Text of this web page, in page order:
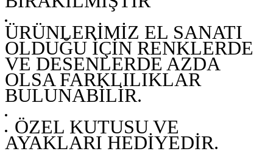
ÜRÜNLERİMİZ EL SANATI
OLDUĞU İÇİN RENKLERDE
VE DESENLERDE AZDA
OLSA FARKLILIKLAR
BULUNABİLİR.
ÖZEL KUTUSU VE
AYAKLARI HEDİYEDİR.